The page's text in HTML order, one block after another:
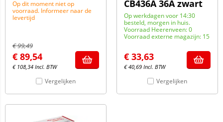
Op dit moment niet op
voorraad. Informeer naar de
levertijd
€99,49
€ 89,54
€ 108,34 Incl. BTW
Vergelijken
CB436A 36A zwart
Op werkdagen voor 14:30
besteld, morgen in huis.
Voorraad Heerenveen: 0
Voorraad externe magazijn: 15
€ 33,63
€40,69 Incl. BTW
Vergelijken